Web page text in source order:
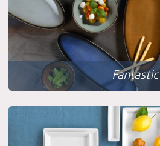
Fantastic